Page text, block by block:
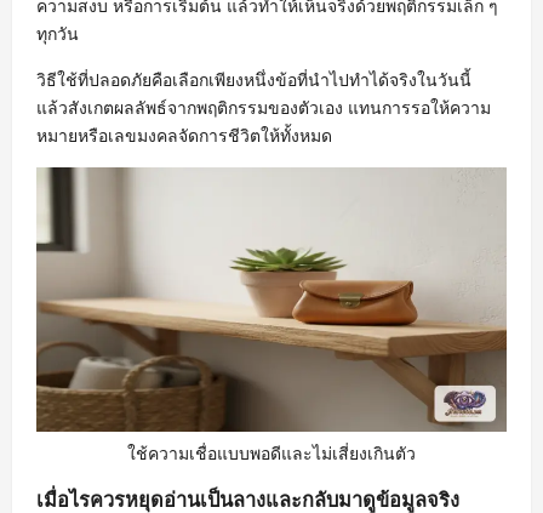
ความสงบ หรือการเริ่มต้น แล้วทำให้เห็นจริงด้วยพฤติกรรมเล็ก ๆ
ทุกวัน
วิธีใช้ที่ปลอดภัยคือเลือกเพียงหนึ่งข้อที่นำไปทำได้จริงในวันนี้
แล้วสังเกตผลลัพธ์จากพฤติกรรมของตัวเอง แทนการรอให้ความ
หมายหรือเลขมงคลจัดการชีวิตให้ทั้งหมด
ใช้ความเชื่อแบบพอดีและไม่เสี่ยงเกินตัว
เมื่อไรควรหยุดอ่านเป็นลางและกลับมาดูข้อมูลจริง